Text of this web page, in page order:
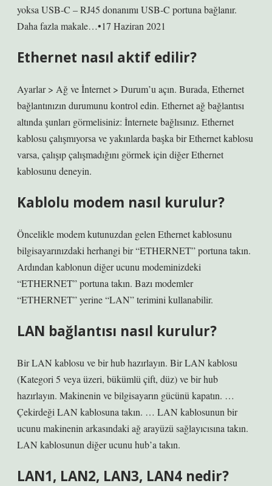
yoksa USB-C – RJ45 donanımı USB-C portuna bağlanır.
Daha fazla makale…•17 Haziran 2021
Ethernet nasıl aktif edilir?
Ayarlar > Ağ ve İnternet > Durum’u açın. Burada, Ethernet
bağlantınızın durumunu kontrol edin. Ethernet ağ bağlantısı
altında şunları görmelisiniz: İnternete bağlısınız. Ethernet
kablosu çalışmıyorsa ve yakınlarda başka bir Ethernet kablosu
varsa, çalışıp çalışmadığını görmek için diğer Ethernet
kablosunu deneyin.
Kablolu modem nasıl kurulur?
Öncelikle modem kutunuzdan gelen Ethernet kablosunu
bilgisayarınızdaki herhangi bir “ETHERNET” portuna takın.
Ardından kablonun diğer ucunu modeminizdeki
“ETHERNET” portuna takın. Bazı modemler
“ETHERNET” yerine “LAN” terimini kullanabilir.
LAN bağlantısı nasıl kurulur?
Bir LAN kablosu ve bir hub hazırlayın. Bir LAN kablosu
(Kategori 5 veya üzeri, bükümlü çift, düz) ve bir hub
hazırlayın. Makinenin ve bilgisayarın gücünü kapatın. …
Çekirdeği LAN kablosuna takın. … LAN kablosunun bir
ucunu makinenin arkasındaki ağ arayüzü sağlayıcısına takın.
LAN kablosunun diğer ucunu hub’a takın.
LAN1, LAN2, LAN3, LAN4 nedir?